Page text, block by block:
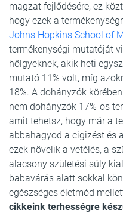
magzat fejlődésére, ez
hogy ezek a
Johns Hopkins School of
termékenységi mutatóját
hölgyeknek, akik heti
mutató 11% volt, míg
18%. A dohányzók
nem dohányzók 17%-os
amit tehetsz, hogy már a
abbahagyod a cigizést és
ezek növelik a vetélés, a
alacsony születési súly
babavárás alatt sokkal
egészséges életmód
cikkeink terhességre